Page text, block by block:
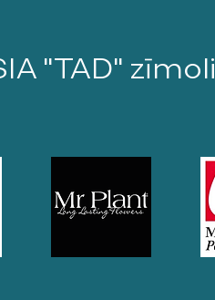
"TAD" zīmoli